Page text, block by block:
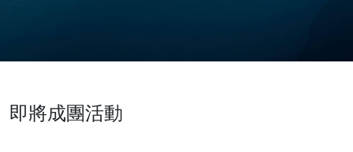
即將成團活動